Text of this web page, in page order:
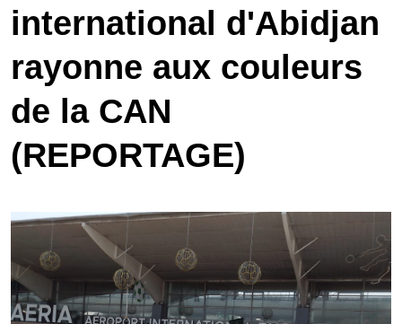
international d'Abidjan
rayonne aux couleurs
de la CAN
(REPORTAGE)